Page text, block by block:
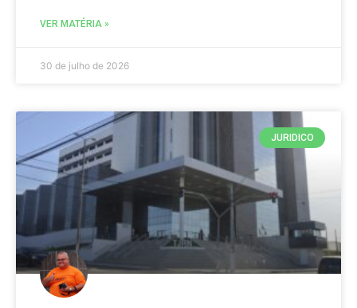
VER MATÉRIA »
30 de julho de 2026
JURIDICO